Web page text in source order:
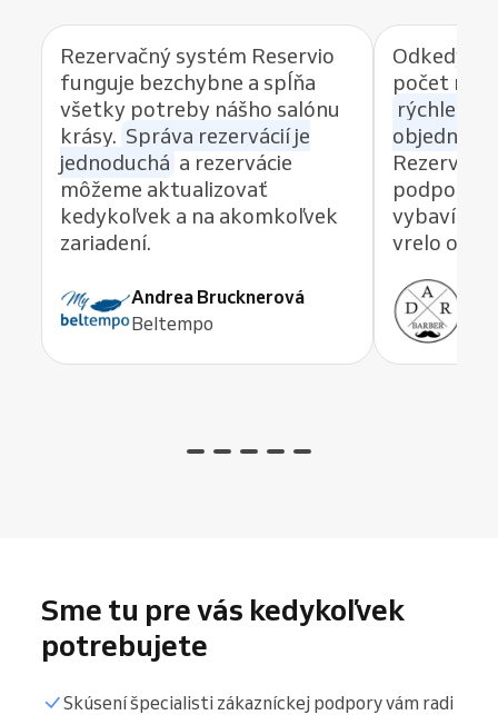
Rezervačný systém Reservio
funguje bezchybne a spĺňa
všetky potreby nášho salónu
krásy. Správa rezervácií je
jednoduchá a rezervácie
môžeme aktualizovať
kedykoľvek a na akomkoľvek
zariadení.
Andrea Brucknerová
Beltempo
Odkedy
počet
rýchlemu
podpory,
vybaví
vrelo
Sme tu pre vás kedykoľvek
potrebujete
Skúsení špecialisti zákazníckej podpory vám radi